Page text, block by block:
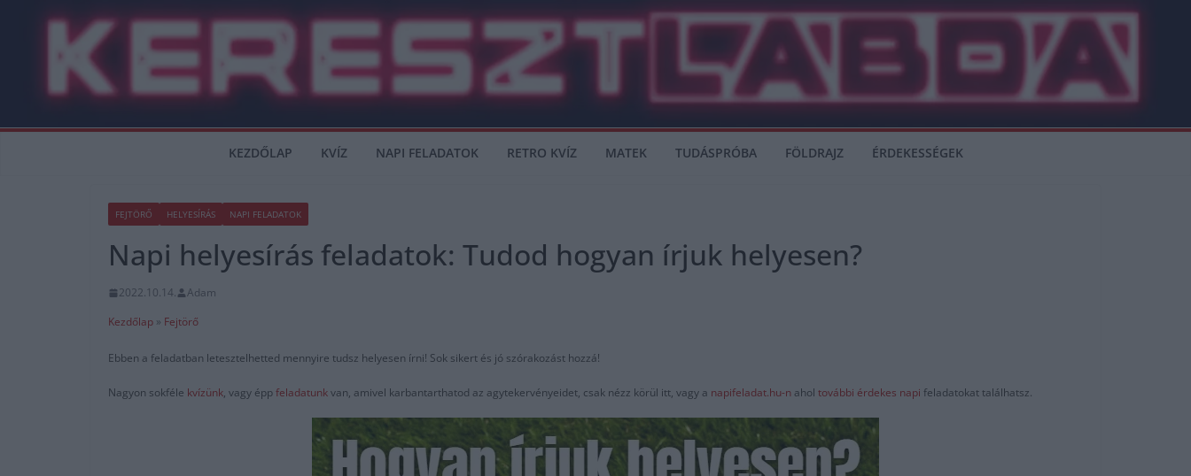
KEZDŐLAP KVÍZ NAPI FELADATOK RETRO KVÍZ MATEK TUDÁSPRÓBA FÖLDRAJZ ÉRDEKESSÉGEK
FEJTÖRŐ HELYESÍRÁS NAPI FELADATOK
Napi helyesírás feladatok: Tudod hogyan írjuk helyesen?
2022.10.14.
Adam
Kezdőlap » Fejtörő
Ebben a feladatban letesztelhetted mennyire tudsz helyesen írni! Sok sikert és jó szórakozást hozzá!
Nagyon sokféle kvízünk, vagy éppfeladatunkvan, amivel karbantarthatod az agytekervényeidet, csak nézz körül itt, vagy a napifeladat.hu-n ahol további érdekes napi feladatokat találhatsz.